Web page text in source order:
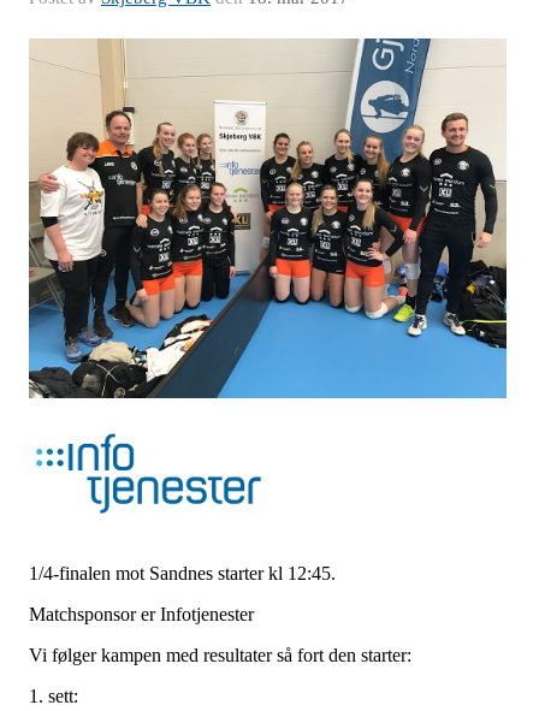
1/4-finalen mot Sandnes starter kl 12:45.
Matchsponsor er Infotjenester
Vi følger kampen med resultater så fort den starter:
1. sett: